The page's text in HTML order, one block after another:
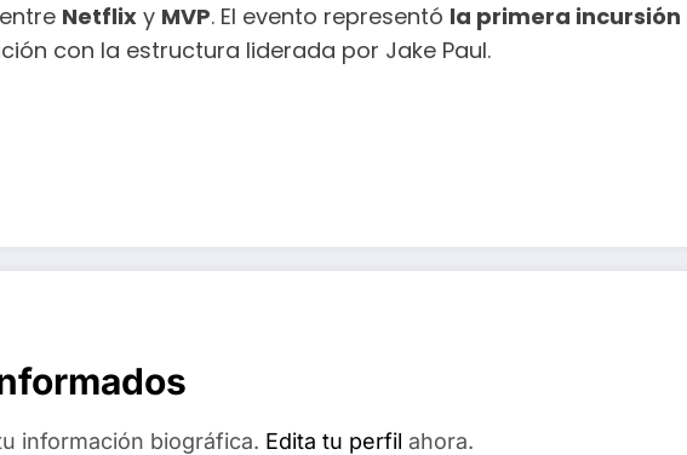
Netflix y MVP. El evento representó la primera
con la estructura liderada por Jake Paul.
información biográfica. Edita tu perfil ahora.